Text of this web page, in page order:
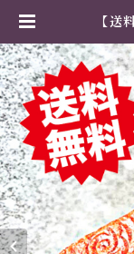
【送
ハン